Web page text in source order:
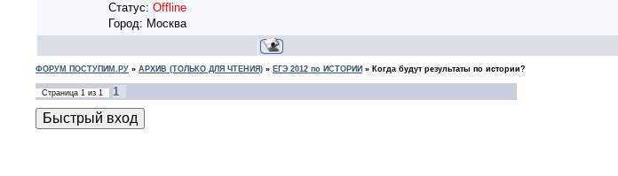
Статус: Offline
Город: Москва
ФОРУМ ПОСТУПИМ.РУ » АРХИВ (ТОЛЬКО ДЛЯ ЧТЕНИЯ) » ЕГЭ 2012 по ИСТОРИИ » Когда будут результаты по истории?
Страница 1 из 1
1